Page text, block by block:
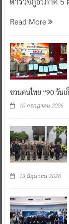
Read More
ชวนคนไทย “90 วัน
10 กรกฎาคม 2026
13 มิถุนายน 2026